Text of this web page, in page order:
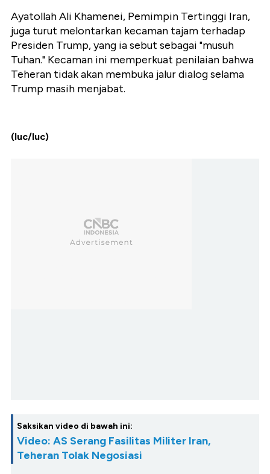
Ayatollah Ali Khamenei, Pemimpin Tertinggi Iran,
juga turut melontarkan kecaman tajam terhadap
Presiden Trump, yang ia sebut sebagai "musuh
Tuhan." Kecaman ini memperkuat penilaian bahwa
Teheran tidak akan membuka jalur dialog selama
Trump masih menjabat.
(luc/luc)
Saksikan video di bawah ini:
Video: AS Serang Fasilitas Militer Iran,
Teheran Tolak Negosiasi